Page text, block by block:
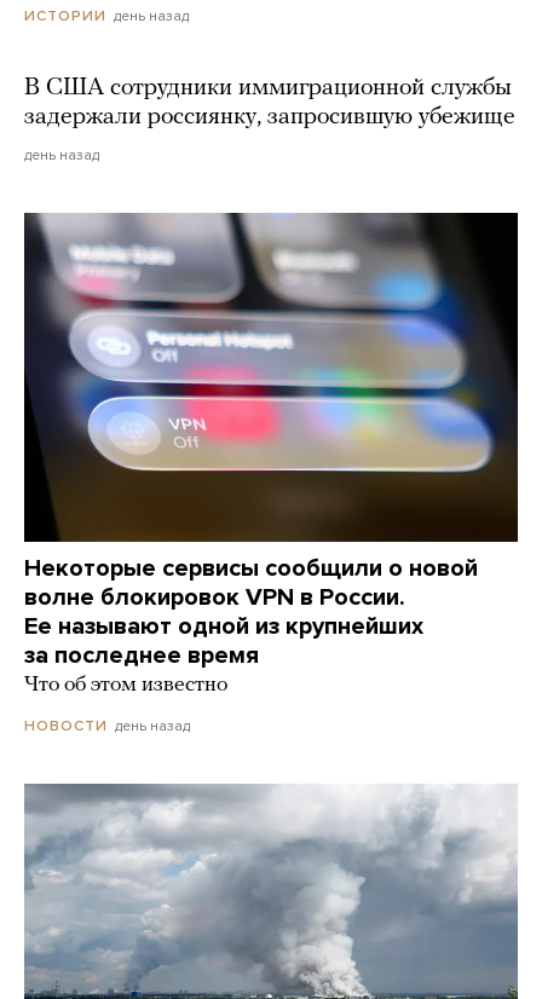
ИСТОРИИ день назад
В США сотрудники иммиграционной службы
задержали россиянку, запросившую убежище
день назад
Некоторые сервисы сообщили о новой
волне блокировок VPN в России.
Ее называют одной из крупнейших
за последнее время
Что об этом известно
НОВОСТИ день назад